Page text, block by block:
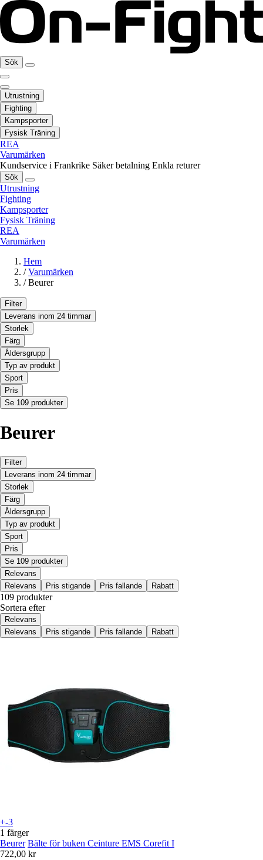
Sök
Utrustning
Fighting
Kampsporter
Fysisk Träning
REA
Varumärken
Kundservice i Frankrike Säker betalning Enkla returer
Sök
Utrustning
Fighting
Kampsporter
Fysisk Träning
REA
Varumärken
Hem
/ Varumärken
/ Beurer
Filter
Leverans inom 24 timmar
Storlek
Färg
Åldersgrupp
Typ av produkt
Sport
Pris
Se 109 produkter
Beurer
Filter
Leverans inom 24 timmar
Storlek
Färg
Åldersgrupp
Typ av produkt
Sport
Pris
Se 109 produkter
Relevans
Relevans
Pris stigande Pris fallande Rabatt
109 produkter
Sortera efter
Relevans
Relevans
Pris stigande Pris fallande Rabatt
+-3
1 färger
Beurer Bälte för buken Ceinture EMS Corefit I
722,00 kr